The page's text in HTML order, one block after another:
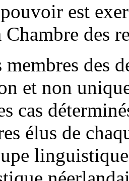
est
des
membres des
et non
cas
élus de